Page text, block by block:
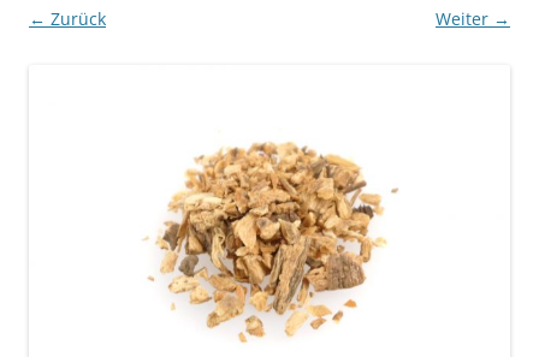
← Zurück Weiter →